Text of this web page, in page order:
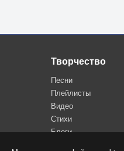
Творчество
Песни
Плейлисты
Видео
Стихи
Блоги